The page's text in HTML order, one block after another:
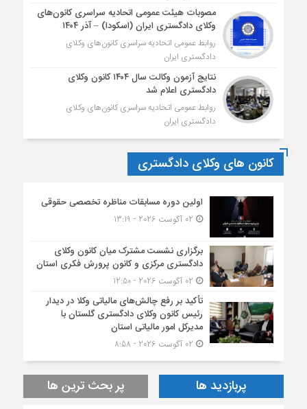
مصوبات هیئت عمومی اتحادیه سراسری کانون‌های
وکلای دادگستری ایران (اسکودا) – آذر ۱۴۰۴
روابط عمومی اتحادیه سراسری کانون‌های وکلای
دادگستری ایران
نتایج آزمون وکالت سال ۱۴۰۴ کانون وکلای
دادگستری اعلام شد
روابط عمومی اتحادیه سراسری کانون‌های وکلای
دادگستری ایران
کانون های وکلای دادگستری
اولین دوره مسابقات مناظره تخصصی حقوقی
برگزاری نشست مشترک میان کانون وکلای
دادگستری مرکزی و کانون پرورش فکری استان
تأکید بر رفع چالش‌های مالیاتی وکلا در دیدار
رئیس کانون وکلای دادگستری گلستان با
مدیرکل امور مالیاتی استان
پربازدید ها پر بحث ترین ها